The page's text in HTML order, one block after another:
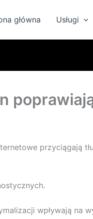
główna Usługi
przyciągają
wpływają na